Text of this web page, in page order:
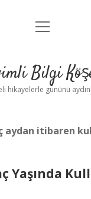
Anasayfa
Yasal Uyarı
menüyü
Bilgi
hikayelerle gününü
aydan itibaren
Yaşında